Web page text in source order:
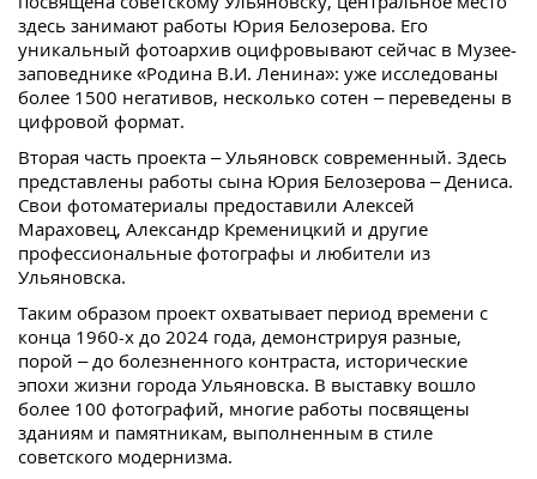
здесь занимают работы Юрия Белозерова. Его
уникальный фотоархив оцифровывают сейчас в Музее-
заповеднике «Родина В.И. Ленина»: уже исследованы
более 1500 негативов, несколько сотен – переведены в
цифровой формат.
Вторая часть проекта – Ульяновск современный. Здесь
представлены работы сына Юрия Белозерова – Дениса.
Свои фотоматериалы предоставили Алексей
Мараховец, Александр Кременицкий и другие
профессиональные фотографы и любители из
Ульяновска.
Таким образом проект охватывает период времени с
конца 1960-х до 2024 года, демонстрируя разные,
порой – до болезненного контраста, исторические
эпохи жизни города Ульяновска. В выставку вошло
более 100 фотографий, многие работы посвящены
зданиям и памятникам, выполненным в стиле
советского модернизма.